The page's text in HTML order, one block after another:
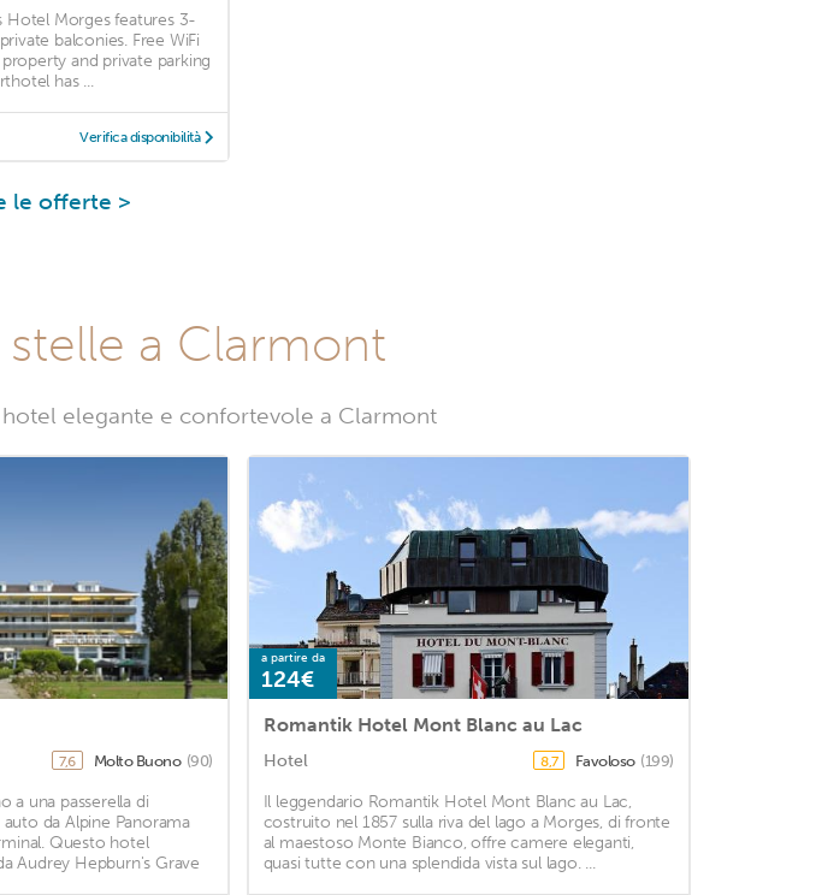
Hotel Morges features 3-
balconies. Free WiFi
and private parking
has ...
Verifica disponibilità
le offerte >
a Clarmont
elegante e confortevole a Clarmont
7,6 Molto Buono (90)
a una passerella di
da Alpine Panorama
Questo hotel
Audrey Hepburn's Grave
a partire da
124€
Romantik Hotel Mont Blanc au Lac
Hotel 8,7 Favoloso (199)
Il leggendario Romantik Hotel Mont Blanc au Lac,
costruito nel 1857 sulla riva del lago a Morges, di fronte
al maestoso Monte Bianco, offre camere eleganti,
quasi tutte con una splendida vista sul lago. ...